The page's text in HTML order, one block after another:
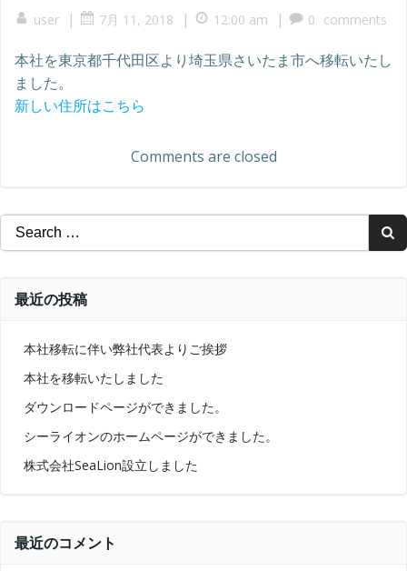
user | 7月 11, 2018 | 12:00 am | 0 comments
本社を東京都千代田区より埼玉県さいたま市へ移転いたし
ました。
新しい住所はこちら
Comments are closed
Search
for:
最近の投稿
本社移転に伴い弊社代表よりご挨拶
本社を移転いたしました
ダウンロードページができました。
シーライオンのホームページができました。
株式会社SeaLion設立しました
最近のコメント